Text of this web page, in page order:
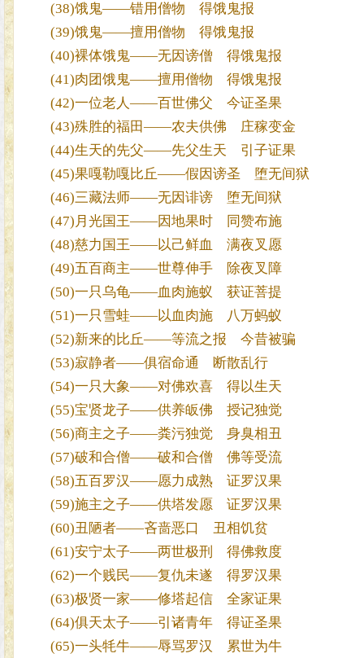
(38)饿鬼——错用僧物 得饿鬼报
(39)饿鬼——擅用僧物 得饿鬼报
(40)裸体饿鬼——无因谤僧 得饿鬼报
(41)肉团饿鬼——擅用僧物 得饿鬼报
(42)一位老人——百世佛父 今证圣果
(43)殊胜的福田——农夫供佛 庄稼变金
(44)生天的先父——先父生天 引子证果
(45)果嘎勒嘎比丘——假因谤圣 堕无间狱
(46)三藏法师——无因诽谤 堕无间狱
(47)月光国王——因地果时 同赞布施
(48)慈力国王——以己鲜血 满夜叉愿
(49)五百商主——世尊伸手 除夜叉障
(50)一只乌龟——血肉施蚁 获证菩提
(51)一只雪蛙——以血肉施 八万蚂蚁
(52)新来的比丘——等流之报 今昔被骗
(53)寂静者——俱宿命通 断散乱行
(54)一只大象——对佛欢喜 得以生天
(55)宝贤龙子——供养皈佛 授记独觉
(56)商主之子——粪污独觉 身臭相丑
(57)破和合僧——破和合僧 佛等受流
(58)五百罗汉——愿力成熟 证罗汉果
(59)施主之子——供塔发愿 证罗汉果
(60)丑陋者——吝啬恶口 丑相饥贫
(61)安宁太子——两世极刑 得佛救度
(62)一个贱民——复仇未遂 得罗汉果
(63)极贤一家——修塔起信 全家证果
(64)俱天太子——引诸青年 得证圣果
(65)一头牦牛——辱骂罗汉 累世为牛